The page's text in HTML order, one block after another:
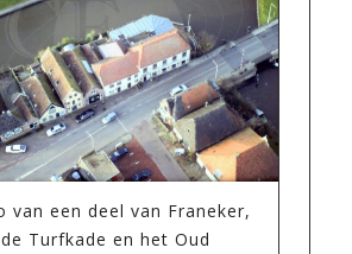
van een deel van Franeker,
Turfkade en het Oud